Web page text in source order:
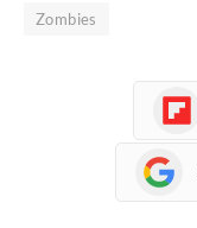
Zombies